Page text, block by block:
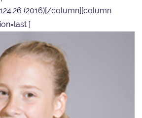
(2016)[/column][column
]